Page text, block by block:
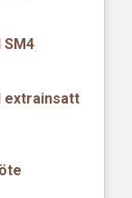
extrainsatt